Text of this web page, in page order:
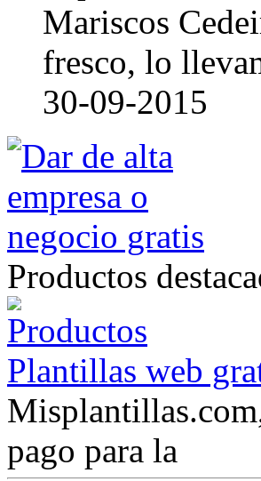
Mariscos
fresco, lo
30-09-2015
Productos
Plantillas web
pago para la